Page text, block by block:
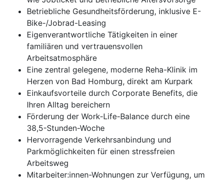
Betriebliche Gesundheitsförderung, inklusive E-
Bike-/Jobrad-Leasing
Eigenverantwortliche Tätigkeiten in einer
familiären und vertrauensvollen
Arbeitsatmosphäre
Eine zentral gelegene, moderne Reha-Klinik im
Herzen von Bad Homburg, direkt am Kurpark
Einkaufsvorteile durch Corporate Benefits, die
Ihren Alltag bereichern
Förderung der Work-Life-Balance durch eine
38,5-Stunden-Woche
Hervorragende Verkehrsanbindung und
Parkmöglichkeiten für einen stressfreien
Arbeitsweg
Mitarbeiter:innen-Wohnungen zur Verfügung, um